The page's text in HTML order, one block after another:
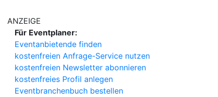
ANZEIGE
Für Eventplaner:
Eventanbietende finden
kostenfreien Anfrage-Service nutzen
kostenfreien Newsletter abonnieren
kostenfreies Profil anlegen
Eventbranchenbuch bestellen